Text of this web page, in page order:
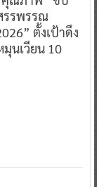
รรพรรณ
ตั้งเป้าดึง
มุนเวียน 10